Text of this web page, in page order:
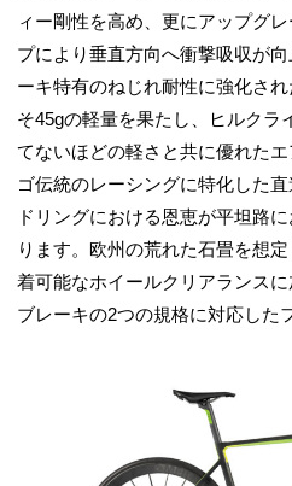
ィー剛性を高め、更にアップグ
プにより垂直方向へ衝撃吸収が
ーキ特有のねじれ耐性に強化さ
そ45gの軽量を果たし、ヒルクラ
てないほどの軽さと共に優れた
ゴ伝統のレーシングに特化した
ドリングにおける恩恵が平坦路
ります。欧州の荒れた石畳を想
着可能なホイールクリアランス
ブレーキの2つの規格に対応した